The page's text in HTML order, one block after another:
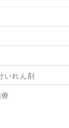
れん剤